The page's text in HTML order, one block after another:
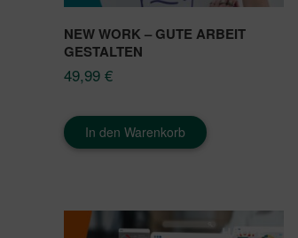
NEW WORK – GUTE ARBEIT
GESTALTEN
49,99 €
In den Warenkorb